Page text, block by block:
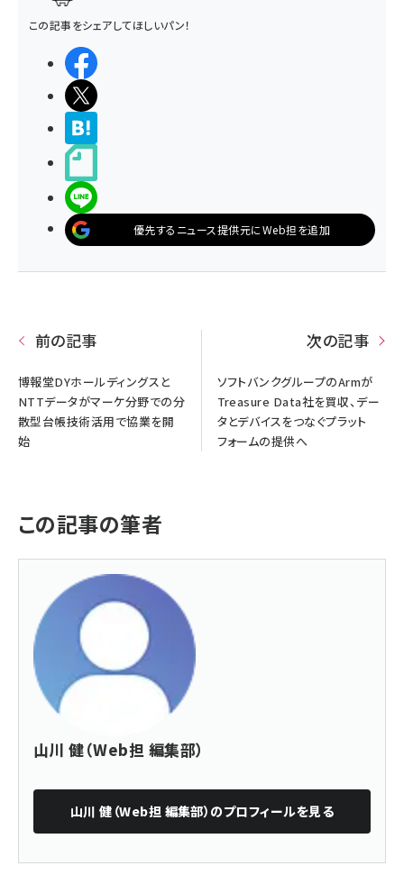
この記事をシェアしてほしいパン！
優先するニュース提供元にWeb担を追加
前の記事
博報堂DYホールディングスと
NTTデータがマーケ分野での分
散型台帳技術活用で協業を開
始
次の記事
ソフトバンクグループのArmが
Treasure Data社を買収、デー
タとデバイスをつなぐプラット
フォームの提供へ
この記事の筆者
山川 健（Web担 編集部）
山川 健（Web担 編集部） のプロフィールを見る